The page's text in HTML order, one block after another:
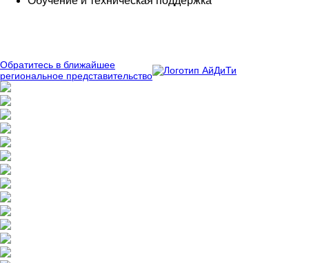
Обратитесь в ближайшее
региональное представительство